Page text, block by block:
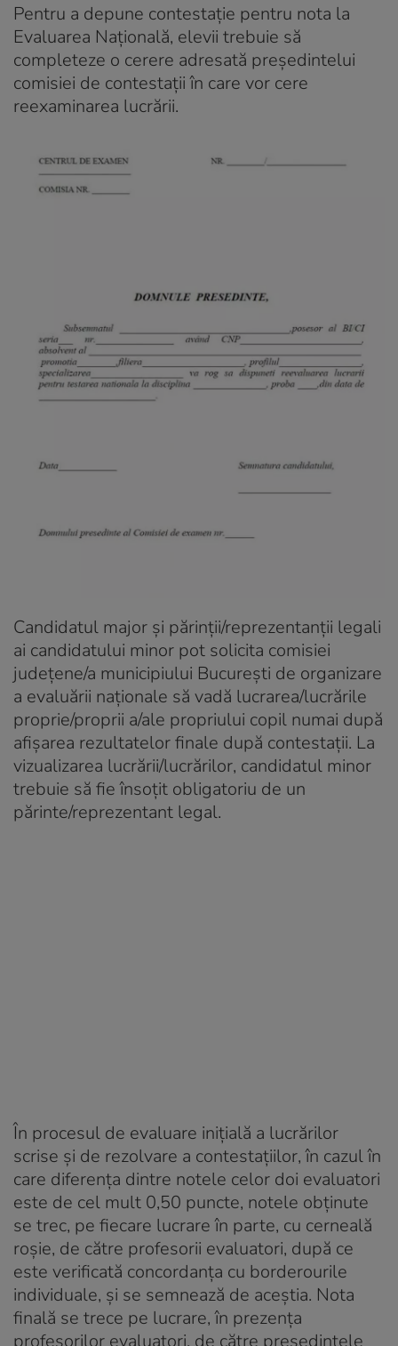
Pentru a depune contestaţie pentru nota la
Evaluarea Naţională, elevii trebuie să
completeze o cerere adresată preşedintelui
comisiei de contestaţii în care vor cere
reexaminarea lucrării.
Candidatul major şi părinţii/reprezentanţii legali
ai candidatului minor pot solicita comisiei
judeţene/a municipiului Bucureşti de organizare
a evaluării naţionale să vadă lucrarea/lucrările
proprie/proprii a/ale propriului copil numai după
afişarea rezultatelor finale după contestaţii. La
vizualizarea lucrării/lucrărilor, candidatul minor
trebuie să fie însoţit obligatoriu de un
părinte/reprezentant legal.
În procesul de evaluare iniţială a lucrărilor
scrise şi de rezolvare a contestaţiilor, în cazul în
care diferenţa dintre notele celor doi evaluatori
este de cel mult 0,50 puncte, notele obţinute
se trec, pe fiecare lucrare în parte, cu cerneală
roşie, de către profesorii evaluatori, după ce
este verificată concordanţa cu borderourile
individuale, şi se semnează de aceştia. Nota
finală se trece pe lucrare, în prezenţa